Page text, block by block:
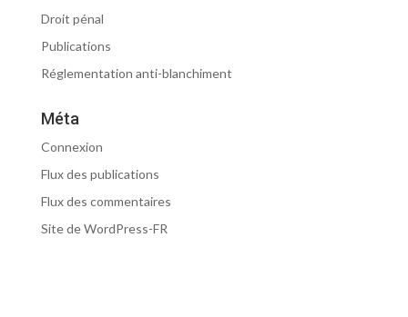
Droit pénal
Publications
Réglementation anti-blanchiment
Méta
Connexion
Flux des publications
Flux des commentaires
Site de WordPress-FR